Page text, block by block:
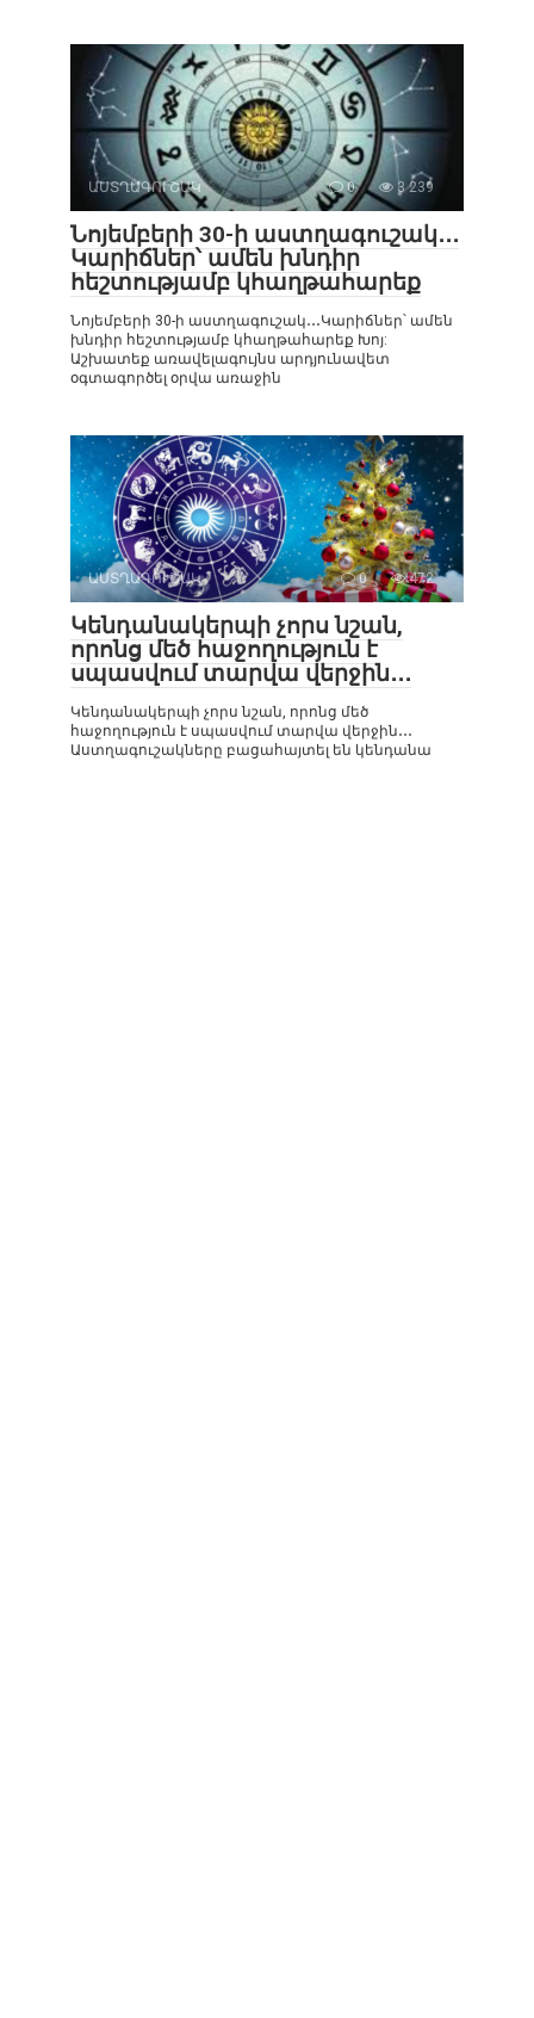
ԱՍՏՂԱԳՈՒՇԱԿ 0 3 239
Նոյեմբերի 30-ի աստղագուշակ․․․
Կարիճներ՝ ամեն խնդիր
հեշտությամբ կհաղթահարեք
Նոյեմբերի 30-ի աստղագուշակ․․․Կարիճներ՝ ամեն
խնդիր հեշտությամբ կհաղթահարեք Խոյ:
Աշխատեք առավելագույնս արդյունավետ
օգտագործել օրվա առաջին
ԱՍՏՂԱԳՈՒՇԱԿ 0 472
Կենդանակերպի չորս նշան,
որոնց մեծ հաջողություն է
սպասվում տարվա վերջին․․․
Կենդանակերպի չորս նշան, որոնց մեծ
հաջողություն է սպասվում տարվա վերջին․․․
Աստղագուշակները բացահայտել են կենդանա